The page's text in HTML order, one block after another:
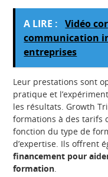
A LIRE :
Vidéo
communication
entreprises
Leur prestations sont
pratique et
les résultats. Growth
formations à des tarifs
fonction du type de
d’expertise. Ils offrent
financement pour
formation.